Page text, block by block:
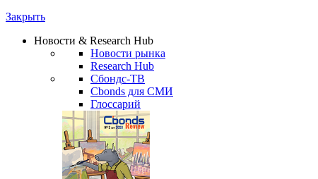
Закрыть
Новости & Research Hub
Новости рынка
Research Hub
Сбондс-ТВ
Cbonds для СМИ
Глоссарий